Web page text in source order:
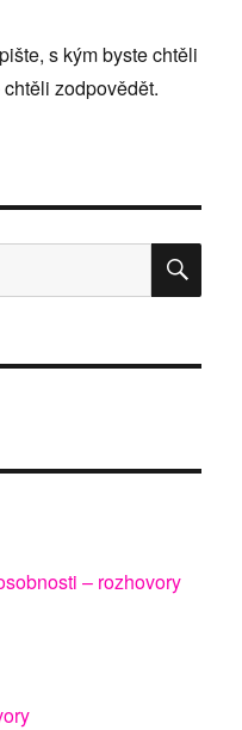
s kým byste chtěli
zodpovědět.
– rozhovory